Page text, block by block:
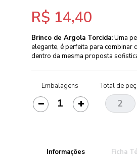
R$ 14,40
Brinco de Argola Torcida:Uma
elegante, é perfeita para
dentro da mesma proposta
Embalagens Total de
Informações Ficha